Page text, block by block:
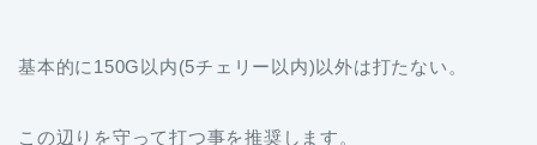
基本的に150G以内(5チェリー以内)以外は打たない。
この辺りを守って打つ事を推奨します。